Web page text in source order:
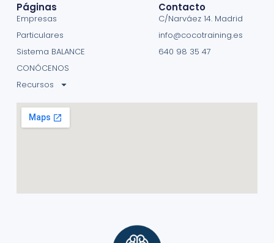
Páginas
Empresas
Particulares
Sistema BALANCE
CONÓCENOS
Recursos
Contacto
C/Narváez 14. Madrid
info@cocotraining.es
640 98 35 47